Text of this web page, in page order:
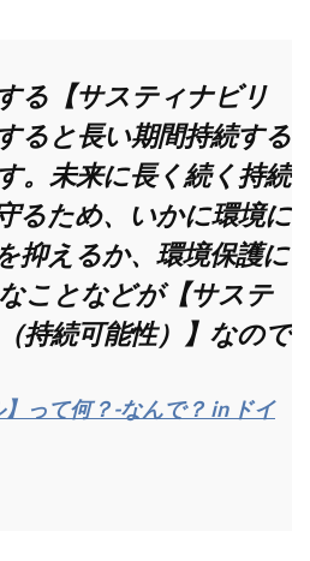
る【サスティナビリ
ると長い期間持続する
。未来に長く続く持続
るため、いかに環境に
抑えるか、環境保護に
ことなどが【サステ
持続可能性）】なので
】って何？-なんで？ in ドイ